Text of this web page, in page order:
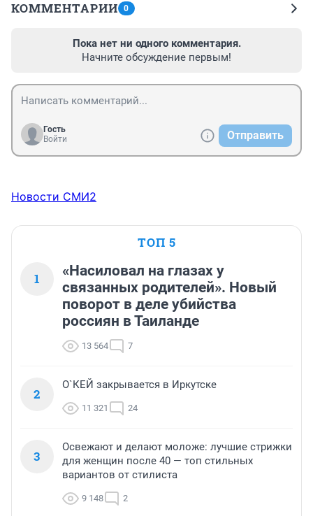
КОММЕНТАРИИ 0
Пока нет ни одного комментария.
Начните обсуждение первым!
Гость
Войти
Отправить
Новости СМИ2
ТОП 5
1
«Насиловал на глазах у
связанных родителей». Новый
поворот в деле убийства
россиян в Таиланде
13 564 7
2
О`КЕЙ закрывается в Иркутске
11 321 24
3
Освежают и делают моложе: лучшие стрижки
для женщин после 40 — топ стильных
вариантов от стилиста
9 148 2